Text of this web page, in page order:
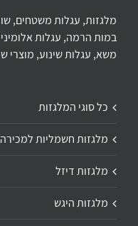
מלגזות, עגלות משטחים,
במות הרמה, עגלות
משא, עגלות שינוע, מוצרי
כל סוגי המלגזות
מלגזות חשמליות למכירה
מלגזות דיזל
מלגזות היגש